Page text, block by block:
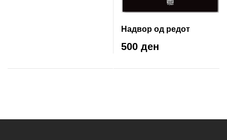
Надвор од редот
500 ден